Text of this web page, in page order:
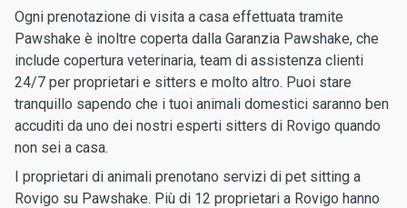
Ogni prenotazione di visita a casa effettuata tramite
Pawshake è inoltre coperta dalla Garanzia Pawshake, che
include copertura veterinaria, team di assistenza clienti
24/7 per proprietari e sitters e molto altro. Puoi stare
tranquillo sapendo che i tuoi animali domestici saranno ben
accuditi da uno dei nostri esperti sitters di Rovigo quando
non sei a casa.
I proprietari di animali prenotano servizi di pet sitting a
Rovigo su Pawshake. Più di 12 proprietari a Rovigo hanno